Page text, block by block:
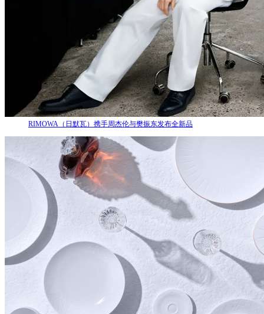
RIMOWA（日默瓦）携手周杰伦与樊振东发布全新品